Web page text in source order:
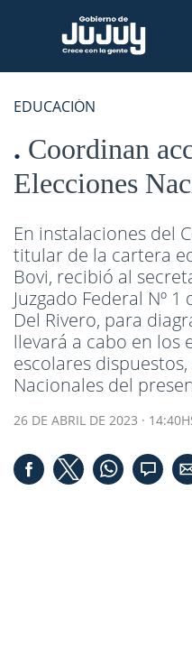
EDUCACIÓN
Coordinan
Elecciones
En instalaciones del
titular de la cartera
Bovi, recibió al
Juzgado Federal Nº
Del Rivero, para
llevará a cabo en los
escolares
Nacionales del
26 DE ABRIL DE 2023 ·